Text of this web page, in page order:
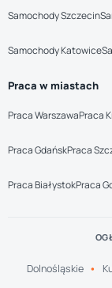
Samochody Szczecin
Samochody Katowice
Praca w miastach
Praca WarszawaPraca
Praca GdańskPraca
Praca BiałystokPraca
Dolnośląskie